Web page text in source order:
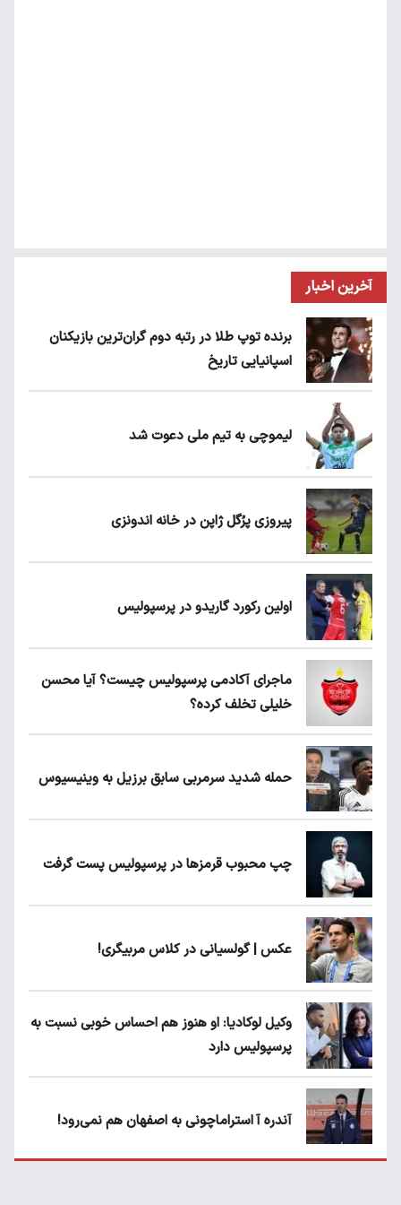
آخرین اخبار
برنده توپ طلا در رتبه دوم گران‌ترین بازیکنان
اسپانیایی تاریخ
لیموچی به تیم ملی دعوت شد
پیروزی پرُگل ژاپن در خانه اندونزی
اولین رکورد گاریدو در پرسپولیس
ماجرای آکادمی پرسپولیس چیست؟ آیا محسن
خلیلی تخلف کرده؟
حمله شدید سرمربی سابق برزیل به وینیسیوس
چپ محبوب قرمزها در پرسپولیس پست گرفت
عکس | گولسیانی در کلاس مربیگری!
وکیل لوکادیا: او هنوز هم احساس خوبی نسبت به
پرسپولیس دارد
آندره آ استراماچونی به اصفهان هم نمی‌رود!